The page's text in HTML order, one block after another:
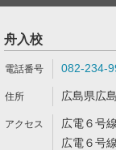
舟入校
082-234-
広島県広
広電６号
広電６号